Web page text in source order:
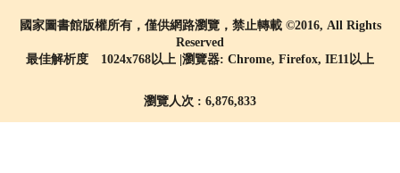
國家圖書館版權所有，僅供網路瀏覽，禁止轉載 ©2016, All Rights
Reserved
最佳解析度 1024x768以上 |瀏覽器: Chrome, Firefox, IE11以上
瀏覽人次 : 6,876,833